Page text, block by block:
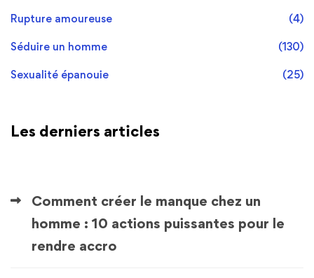
Rupture amoureuse (4)
Séduire un homme (130)
Sexualité épanouie (25)
Les derniers articles
Comment créer le manque chez un
homme : 10 actions puissantes pour le
rendre accro